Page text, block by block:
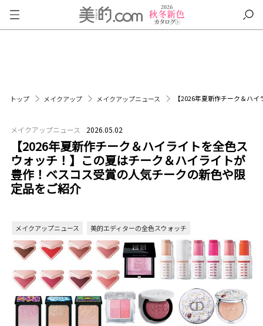
トップ メイクアップ メイクアップニュース 【2026年夏新作チーク＆ハ
メイクアップニュース 2026.05.02
【2026年夏新作チーク＆ハイライトを全色ス
ウォッチ！】この夏はチーク＆ハイライトが
豊作！ベスコス受賞の人気チークの新色や限
定品をご紹介
メイクアップニュース 美的エディターの全色スウォッチ